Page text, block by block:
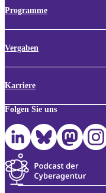
Programme
Vergaben
Karriere
Folgen Sie uns